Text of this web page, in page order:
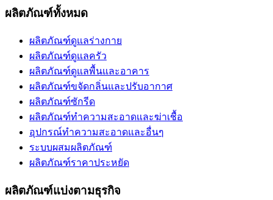
ผลิตภัณฑ์ทั้งหมด
ผลิตภัณฑ์ดูแลร่างกาย
ผลิตภัณฑ์ดูแลครัว
ผลิตภัณฑ์ดูแลพื้นและอาคาร
ผลิตภัณฑ์ขจัดกลิ่นและปรับอากาศ
ผลิตภัณฑ์ซักรีด
ผลิตภัณฑ์ทำความสะอาดและฆ่าเชื้อ
อุปกรณ์ทำความสะอาดและอื่นๆ
ระบบผสมผลิตภัณฑ์
ผลิตภัณฑ์ราคาประหยัด
ผลิตภัณฑ์แบ่งตามธุรกิจ